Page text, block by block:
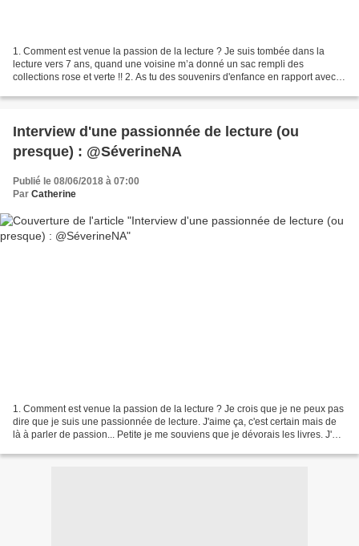
1. Comment est venue la passion de la lecture ? Je suis tombée dans la
lecture vers 7 ans, quand une voisine m’a donné un sac rempli des
collections rose et verte !! 2. As tu des souvenirs d'enfance en rapport avec
Interview d'une passionnée de lecture (ou
presque) : @SéverineNA
Publié le 08/06/2018 à 07:00
Par Catherine
1. Comment est venue la passion de la lecture ? Je crois que je ne peux pas
dire que je suis une passionnée de lecture. J'aime ça, c'est certain mais de
là à parler de passion... Petite je me souviens que je dévorais les livres. J'ai